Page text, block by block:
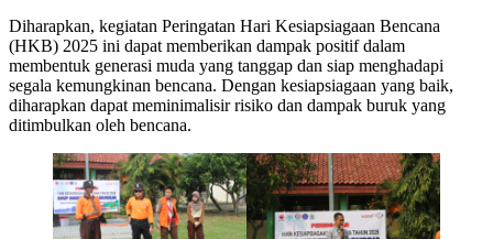
Diharapkan, kegiatan Peringatan Hari Kesiapsiagaan Bencana
(HKB) 2025 ini dapat memberikan dampak positif dalam
membentuk generasi muda yang tanggap dan siap menghadapi
segala kemungkinan bencana. Dengan kesiapsiagaan yang baik,
diharapkan dapat meminimalisir risiko dan dampak buruk yang
ditimbulkan oleh bencana.